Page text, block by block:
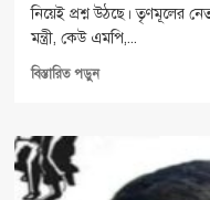
নিয়েই প্রশ্ন উঠছে। তৃণমূলের
মন্ত্রী, কেউ এমপি,...
বিস্তারিত পড়ুনRead
নেতারা